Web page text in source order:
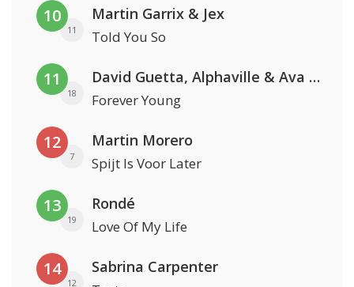
10
11
Martin Garrix & Jex
Told You So
11
18
David Guetta, Alphaville & Ava Max
Forever Young
12
7
Martin Morero
Spijt Is Voor Later
13
19
Rondé
Love Of My Life
14
12
Sabrina Carpenter